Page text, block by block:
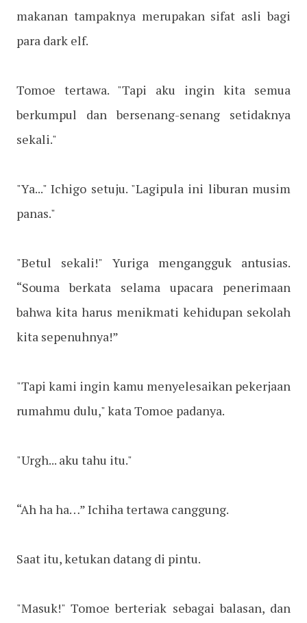
makanan tampaknya merupakan sifat asli bagi
para dark elf.
Tomoe tertawa. "Tapi aku ingin kita semua
berkumpul dan bersenang-senang setidaknya
sekali."
"Ya..." Ichigo setuju. "Lagipula ini liburan musim
panas."
"Betul sekali!" Yuriga mengangguk antusias.
“Souma berkata selama upacara penerimaan
bahwa kita harus menikmati kehidupan sekolah
kita sepenuhnya!”
"Tapi kami ingin kamu menyelesaikan pekerjaan
rumahmu dulu," kata Tomoe padanya.
"Urgh... aku tahu itu."
“Ah ha ha…” Ichiha tertawa canggung.
Saat itu, ketukan datang di pintu.
"Masuk!" Tomoe berteriak sebagai balasan, dan